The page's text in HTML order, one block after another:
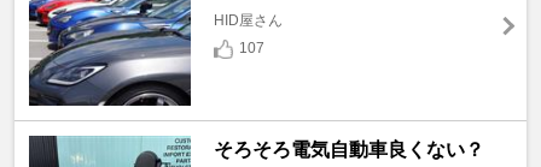
HID屋さん
107
そろそろ電気自動車良くない？